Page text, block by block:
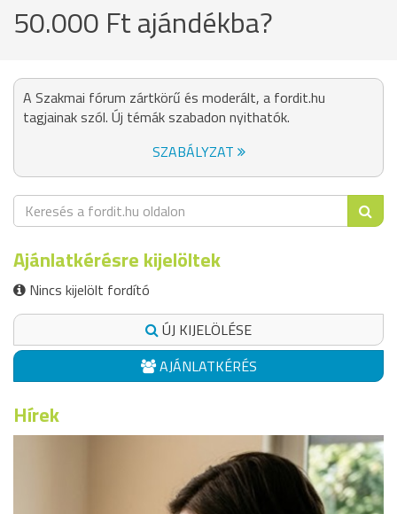
50.000 Ft ajándékba?
A Szakmai fórum zártkörű és moderált, a fordit.hu
tagjainak szól. Új témák szabadon nyithatók.
SZABÁLYZAT
Ajánlatkérésre kijelöltek
Nincs kijelölt fordító
ÚJ KIJELÖLÉSE
AJÁNLATKÉRÉS
Hírek